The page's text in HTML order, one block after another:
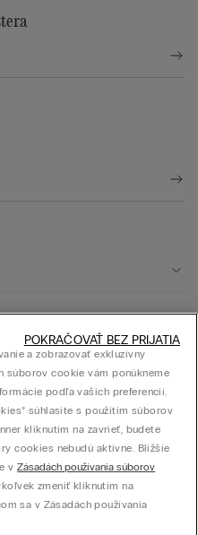
a zobrazovať exkluzívny
súborov cookie vám ponúkneme
podľa vašich preferencií.
súhlasíte s použitím súborov
kliknutím na zavrieť, budete
cookies nebudú aktívne. Bližšie
vZásadách používania súborov
zmeniť kliknutím na
sa v Zásadách používania
POKRAČOVAŤ BEZ PRIJATIA